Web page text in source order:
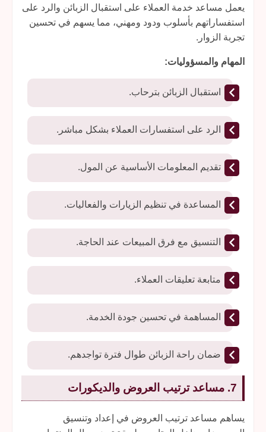
يعمل مساعد خدمة العملاء على استقبال الزبائن والرد على
استفساراتهم بأسلوب ودود ومهني، مما يسهم في تحسين
تجربة الزوار.
المهام والمسؤوليات:
استقبال الزبائن بترحاب.
الرد على استفسارات العملاء بشكل مباشر.
تقديم المعلومات الأساسية عن المول.
المساعدة في تنظيم الزيارات والفعاليات.
التنسيق مع فرق المبيعات عند الحاجة.
متابعة تعليقات العملاء.
المساهمة في تحسين جودة الخدمة.
ضمان راحة الزبائن طوال فترة تواجدهم.
7. مساعد ترتيب العروض والديكورات
يساهم مساعد ترتيب العروض في إعداد وتنسيق